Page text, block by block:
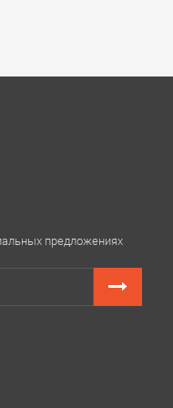
Мы ответим
на принтере
предложениях